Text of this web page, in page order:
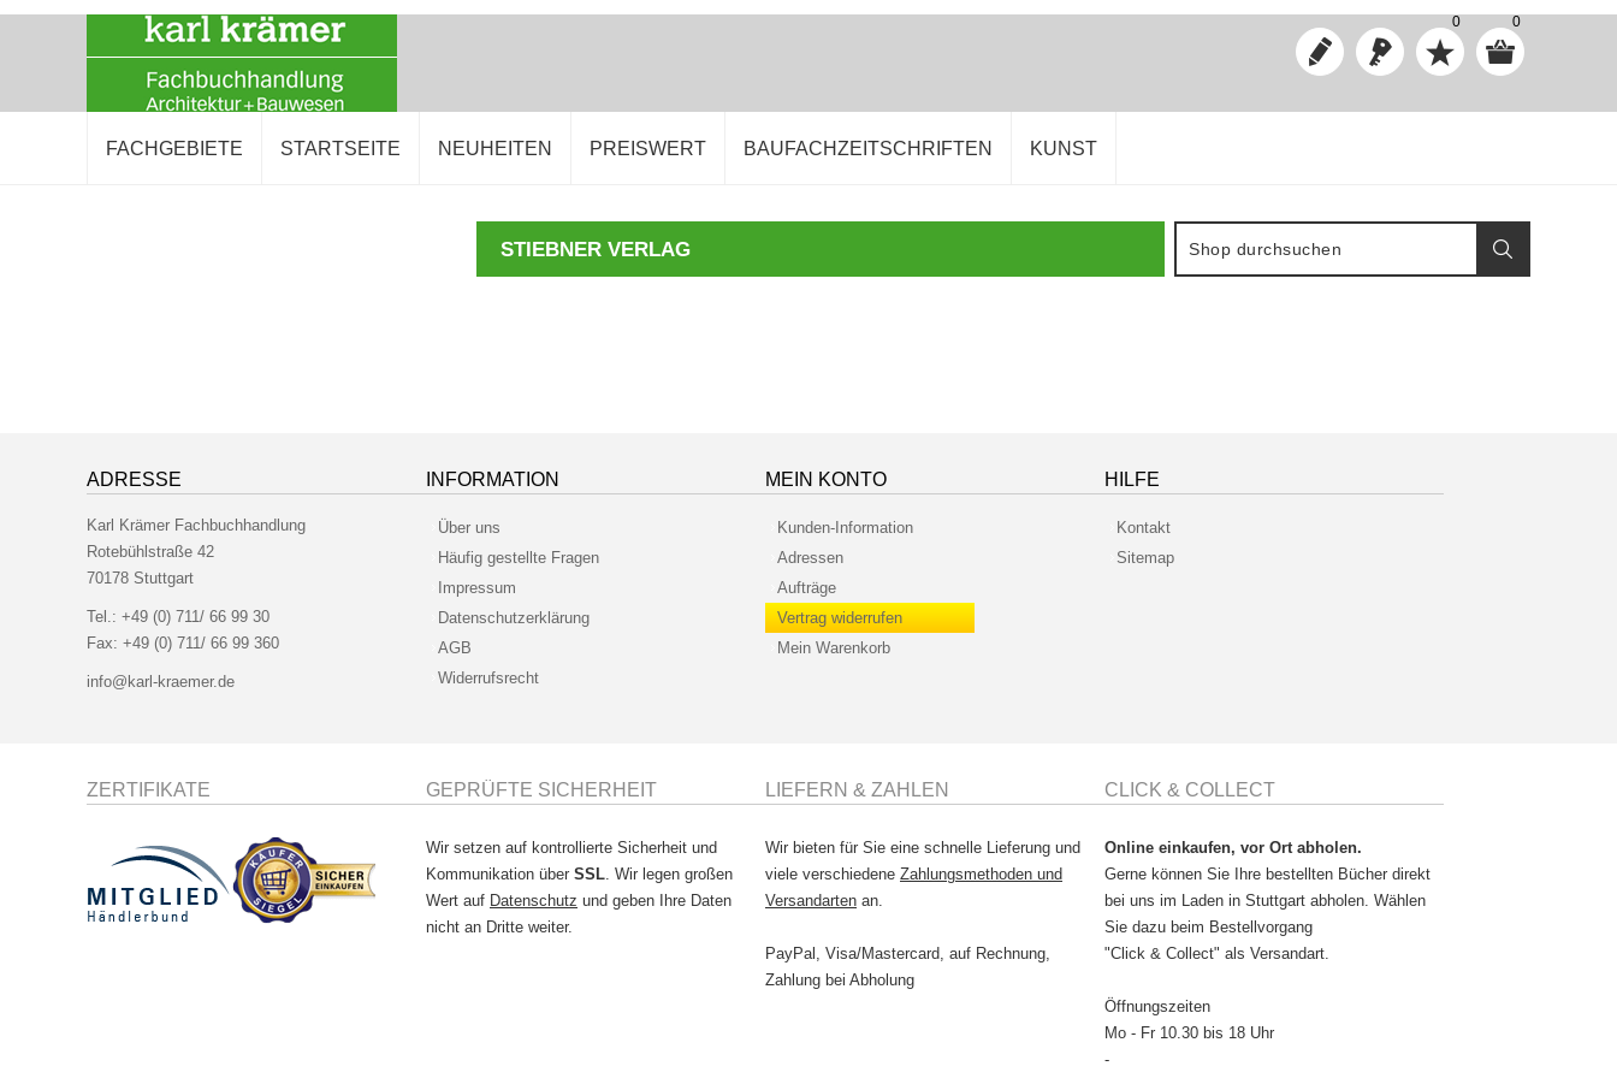
0 0
FACHGEBIETE STARTSEITE NEUHEITEN PREISWERT BAUFACHZEITSCHRIFTEN KUNST
STIEBNER VERLAG
ADRESSE
Karl Krämer Fachbuchhandlung
Rotebühlstraße 42
70178 Stuttgart
Tel.: +49 (0) 711/ 66 99 30
Fax: +49 (0) 711/ 66 99 360
info@karl-kraemer.de
INFORMATION
Über uns
Häufig gestellte Fragen
Impressum
Datenschutzerklärung
AGB
Widerrufsrecht
MEIN KONTO
Kunden-Information
Adressen
Aufträge
Vertrag widerrufen
Mein Warenkorb
HILFE
Kontakt
Sitemap
ZERTIFIKATE GEPRÜFTE SICHERHEIT
Wir setzen auf kontrollierte Sicherheit und
Kommunikation über SSL. Wir legen großen
Wert auf Datenschutz und geben Ihre Daten
nicht an Dritte weiter.
LIEFERN & ZAHLEN
Wir bieten für Sie eine schnelle Lieferung und
viele verschiedene Zahlungsmethoden und
Versandarten an.
PayPal, Visa/Mastercard, auf Rechnung,
Zahlung bei Abholung
CLICK & COLLECT
Online einkaufen, vor Ort abholen.
Gerne können Sie Ihre bestellten Bücher direkt
bei uns im Laden in Stuttgart abholen. Wählen
Sie dazu beim Bestellvorgang
"Click & Collect" als Versandart.
Öffnungszeiten
Mo - Fr 10.30 bis 18 Uhr
-